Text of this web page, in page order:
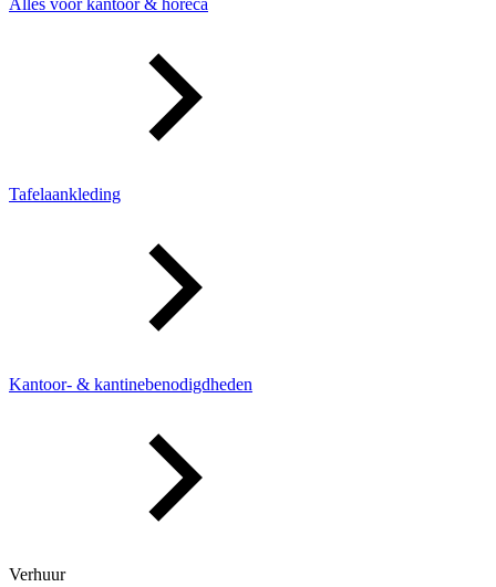
Alles voor kantoor & horeca
Tafelaankleding
Kantoor- & kantinebenodigdheden
Verhuur